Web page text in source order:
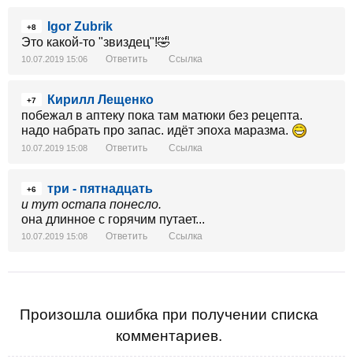
+8
Igor Zubrik
Это какой-то "звиздец"!🤣
10.07.2019 15:06 Ответить Ссылка
+7
Кирилл Лещенко
побежал в аптеку пока там матюки без рецепта.
надо набрать про запас. идёт эпоха маразма.
10.07.2019 15:08 Ответить Ссылка
+6
три - пятнадцать
и тут остапа понесло.
она длинное с горячим путает...
10.07.2019 15:08 Ответить Ссылка
Произошла ошибка при получении списка
комментариев.